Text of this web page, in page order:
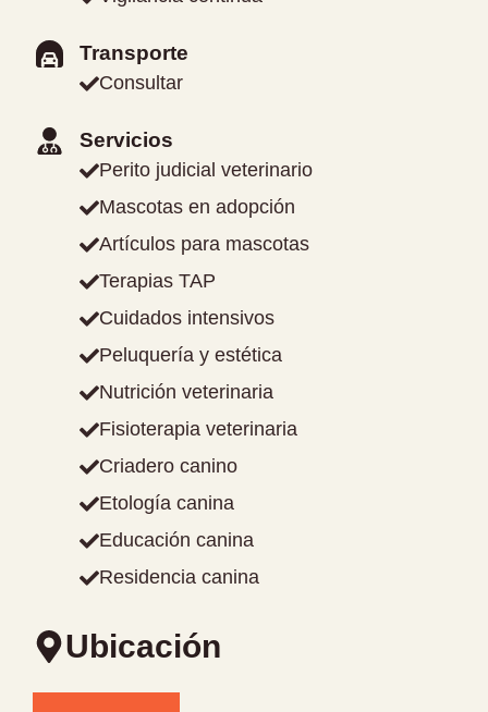
Transporte
Consultar
Servicios
Perito judicial veterinario
Mascotas en adopción
Artículos para mascotas
Terapias TAP
Cuidados intensivos
Peluquería y estética
Nutrición veterinaria
Fisioterapia veterinaria
Criadero canino
Etología canina
Educación canina
Residencia canina
Ubicación